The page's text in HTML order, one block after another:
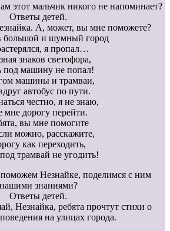
этот мальчик никого не напоминает?
Ответы детей.
А, может, вы мне поможете?
большой и шумный город
я пропал…
знаков светофора,
под машину не попал!
машины и трамваи,
автобус по пути.
честно, я не знаю,
мне дорогу перейти.
вы мне помогите
можно, расскажите,
как переходить,
трамвай не угодить!
поможем Незнайке, поделимся с ним
нашими знаниями?
Ответы детей.
Незнайка, ребята прочтут стихи о
на улицах города.